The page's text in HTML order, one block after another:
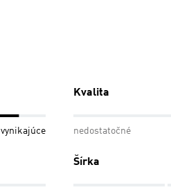
vynikajúce
Kvalita
nedostatočné
Šírka